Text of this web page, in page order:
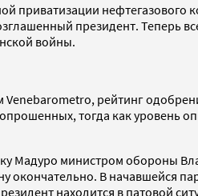
нефтегазового
президент. Теперь
войны.
рейтинг
тогда как
Мадуро министром обороны
окончательно. В начавшейся
находится в патовой